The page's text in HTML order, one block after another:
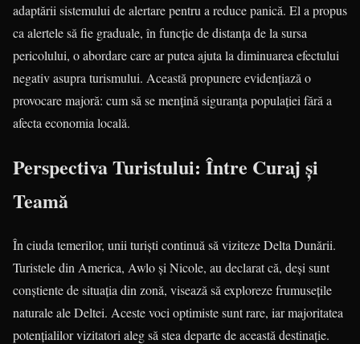
adaptării sistemului de alertare pentru a reduce panică. El a propus
ca alertele să fie graduale, în funcție de distanța de la sursa
pericolului, o abordare care ar putea ajuta la diminuarea efectului
negativ asupra turismului. Această propunere evidențiază o
provocare majoră: cum să se mențină siguranța populației fără a
afecta economia locală.
Perspectiva Turistului: Între Curaj și
Teamă
În ciuda temerilor, unii turiști continuă să viziteze Delta Dunării.
Turistele din America, Awlo și Nicole, au declarat că, deși sunt
conștiente de situația din zonă, visează să exploreze frumusețile
naturale ale Deltei. Aceste voci optimiste sunt rare, iar majoritatea
potențialilor vizitatori aleg să stea departe de această destinație.